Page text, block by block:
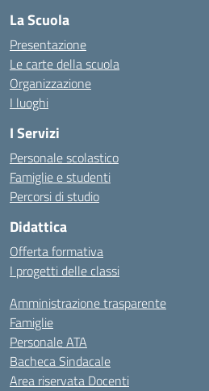
La Scuola
Presentazione
Le carte della scuola
Organizzazione
I luoghi
I Servizi
Personale scolastico
Famiglie e studenti
Percorsi di studio
Didattica
Offerta formativa
I progetti delle classi
Amministrazione trasparente
Famiglie
Personale ATA
Bacheca Sindacale
Area riservata Docenti